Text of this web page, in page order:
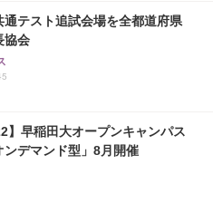
通テスト追試会場を全都道府県
協会
】早稲田大オープンキャンパス
ンデマンド型」8月開催